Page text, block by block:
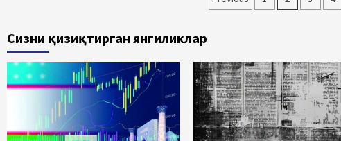
Сизни қизиқтирган янгиликлар